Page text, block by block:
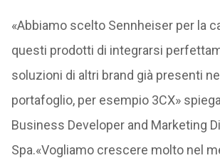
«Abbiamo scelto Sennheiser per la
questi prodotti di integrarsi
soluzioni di altri brand già presenti
portafoglio, per esempio 3CX» spiega
Business Developer and Marketing
Spa.«Vogliamo crescere molto nel